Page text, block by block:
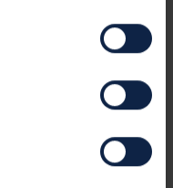
klanten de grenzen
manieren die
technologische
Autonomous 8R-
Backhoe zijn
we helpen te